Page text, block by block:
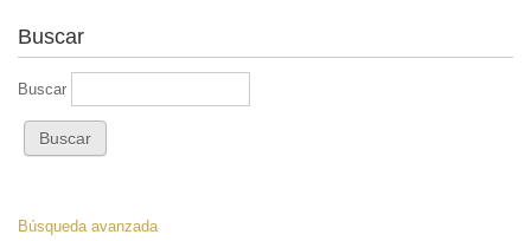
Buscar
Buscar
Búsqueda avanzada